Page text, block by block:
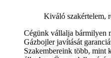
Kiváló szakértelem,
Cégünk vállalja bármilyen
Gázbojler javítását
Szakembereink több, mint